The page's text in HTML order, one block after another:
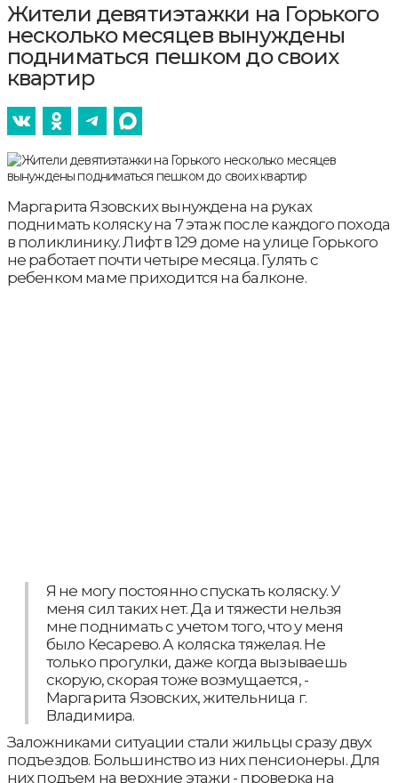
Жители девятиэтажки на Горького
несколько месяцев вынуждены
подниматься пешком до своих
квартир
Маргарита Язовских вынуждена на руках
поднимать коляску на 7 этаж после каждого похода
в поликлинику. Лифт в 129 доме на улице Горького
не работает почти четыре месяца. Гулять с
ребенком маме приходится на балконе.
Я не могу постоянно спускать коляску. У
меня сил таких нет. Да и тяжести нельзя
мне поднимать с учетом того, что у меня
было Кесарево. А коляска тяжелая. Не
только прогулки, даже когда вызываешь
скорую, скорая тоже возмущается, -
Маргарита Язовских, жительница г.
Владимира.
Заложниками ситуации стали жильцы сразу двух
подъездов. Большинство из них пенсионеры. Для
них подъем на верхние этажи - проверка на